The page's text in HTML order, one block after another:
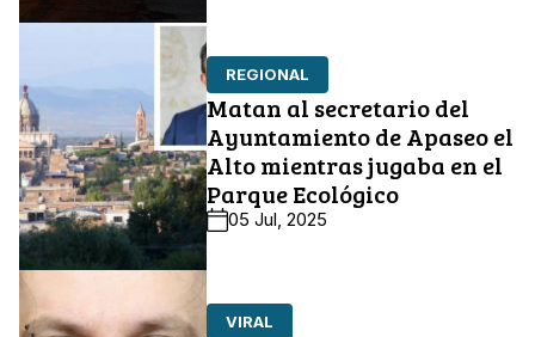
REGIONAL
Matan al secretario del
Ayuntamiento de Apaseo el
Alto mientras jugaba en el
Parque Ecológico
05 Jul, 2025
VIRAL